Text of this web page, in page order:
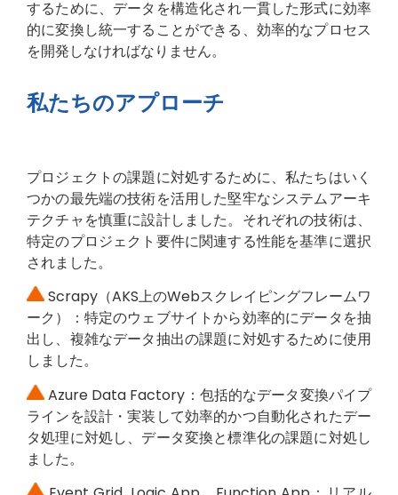
するために、データを構造化され一貫した形式に効率
的に変換し統一することができる、効率的なプロセス
を開発しなければなりません。
私たちのアプローチ
プロジェクトの課題に対処するために、私たちはいく
つかの最先端の技術を活用した堅牢なシステムアーキ
テクチャを慎重に設計しました。それぞれの技術は、
特定のプロジェクト要件に関連する性能を基準に選択
されました。
Scrapy（AKS上のWebスクレイピングフレームワ
ーク）：特定のウェブサイトから効率的にデータを抽
出し、複雑なデータ抽出の課題に対処するために使用
しました。
Azure Data Factory：包括的なデータ変換パイプ
ラインを設計・実装して効率的かつ自動化されたデー
タ処理に対処し、データ変換と標準化の課題に対処し
ました。